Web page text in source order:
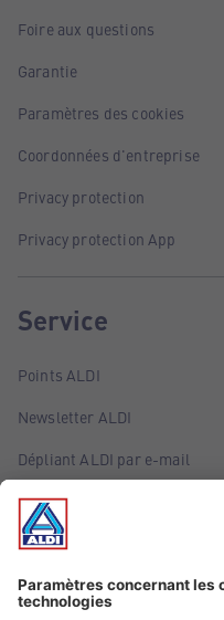
Foire aux questions
Garantie
Paramètres des cookies
Coordonnées d'entreprise
Privacy protection
Privacy protection App
Service
Points ALDI
Newsletter ALDI
Dépliant ALDI par e-mail
Offres
Infos essentielles